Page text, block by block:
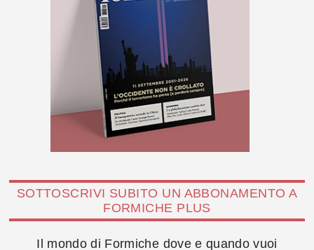
SOTTOSCRIVI SUBITO UN ABBONAMENTO A
FORMICHE PLUS
Il mondo di Formiche dove e quando vuoi